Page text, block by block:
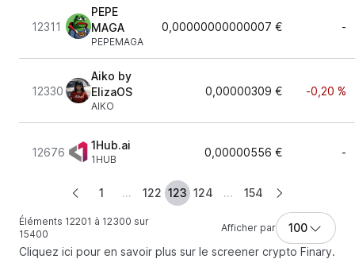
12311
PEPE
MAGA
PEPEMAGA
0,00000000000007 € -
12330
Aiko by
ElizaOS
AIKO
0,00000309 € -0,20 %
12676
1Hub.ai
1HUB
0,00000556 € -
Éléments 12201 à 12300 sur
15400
1 ... 122 123 124 ... 154
Afficher par
100
Cliquez ici pour en savoir plus sur le screener crypto Finary.